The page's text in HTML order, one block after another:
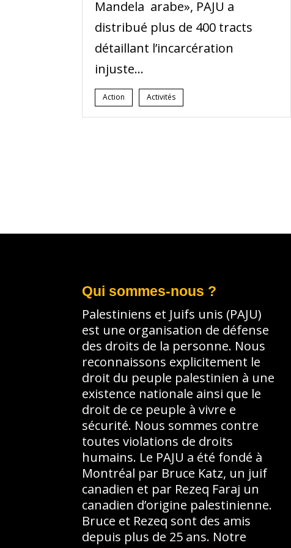
Mandela arabe», PAJU a
distribué plus de 400 tracts
détaillant l’incarcération
injuste...
Action Activités
Qui sommes-nous ?
Palestiniens et Juifs unis (PAJU)
est une organisation de défense
des droits de la personne. Nous
reconnaissons explicitement le
droit du peuple palestinien à une
existence nationale ainsi que le
droit de ce peuple à vivre e
sécurité. Nous sommes contre
toutes violations de droits
humains. Le PAJU a été fondé à
Montréal par Bruce Katz, un juif
canadien et par Rezeq Faraj un
canadien d’origine palestinienne.
Bruce et Rezeq sont des amis
depuis plus de 25 ans. Notre